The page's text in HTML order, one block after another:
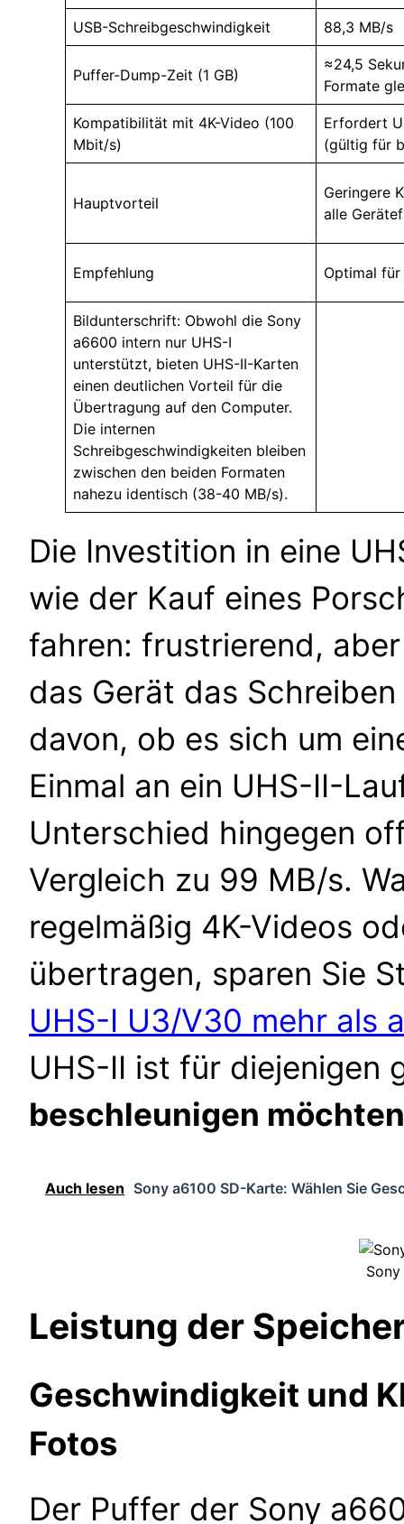
USB-Schreibgeschwindigkeit 88,3 MB/s
Puffer-Dump-Zeit (1 GB)
≈24,5
Formate
Kompatibilität mit 4K-Video (100
Mbit/s)
Erfordert
(gültig für
Hauptvorteil
Geringere
alle
Empfehlung Optimal
Bildunterschrift: Obwohl die Sony
a6600 intern nur UHS-I
unterstützt, bieten UHS-II-Karten
einen deutlichen Vorteil für die
Übertragung auf den Computer.
Die internen
Schreibgeschwindigkeiten bleiben
zwischen den beiden Formaten
nahezu identisch (38-40 MB/s).
Die Investition in eine
wie der Kauf eines
fahren: frustrierend,
das Gerät das
davon, ob es sich um
Einmal an ein UHS-II-
Unterschied hingegen
Vergleich zu 99 MB/s.
regelmäßig 4K-Videos
übertragen, sparen Sie
UHS-I U3/V30 mehr als
UHS-II ist für diejenigen
beschleunigen
Auch lesen Sony a6100 SD-Karte: Wählen Sie
Leistung der
Geschwindigkeit und
Fotos
Der Puffer der Sony